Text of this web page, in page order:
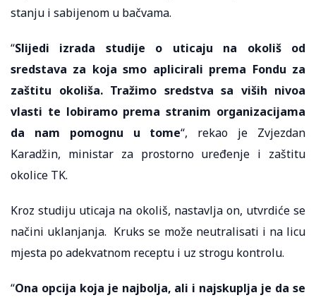
stanju i sabijenom u bačvama.
“Slijedi izrada studije o uticaju na okoliš od
sredstava za koja smo aplicirali prema Fondu za
zaštitu okoliša. Tražimo sredstva sa viših nivoa
vlasti te lobiramo prema stranim organizacijama
da nam pomognu u tome“, rekao je Zvjezdan
Karadžin, ministar za prostorno uređenje i zaštitu
okolice TK.
Kroz studiju uticaja na okoliš, nastavlja on, utvrdiće se
načini uklanjanja. Kruks se može neutralisati i na licu
mjesta po adekvatnom receptu i uz strogu kontrolu.
“Ona opcija koja je najbolja, ali i najskuplja je da se